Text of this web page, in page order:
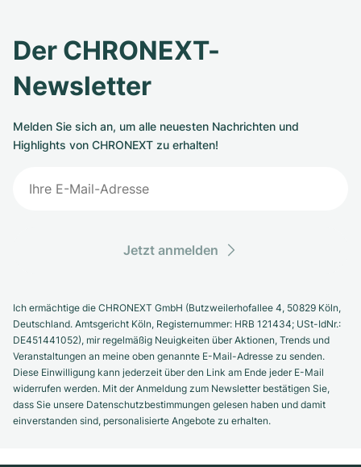
Der CHRONEXT-
Newsletter
Melden Sie sich an, um alle neuesten Nachrichten und
Highlights von CHRONEXT zu erhalten!
Jetzt anmelden
Ich ermächtige die CHRONEXT GmbH (Butzweilerhofallee 4, 50829 Köln,
Deutschland. Amtsgericht Köln, Registernummer: HRB 121434; USt-IdNr.:
DE451441052), mir regelmäßig Neuigkeiten über Aktionen, Trends und
Veranstaltungen an meine oben genannte E-Mail-Adresse zu senden.
Diese Einwilligung kann jederzeit über den Link am Ende jeder E-Mail
widerrufen werden. Mit der Anmeldung zum Newsletter bestätigen Sie,
dass Sie unsere Datenschutzbestimmungen gelesen haben und damit
einverstanden sind, personalisierte Angebote zu erhalten.